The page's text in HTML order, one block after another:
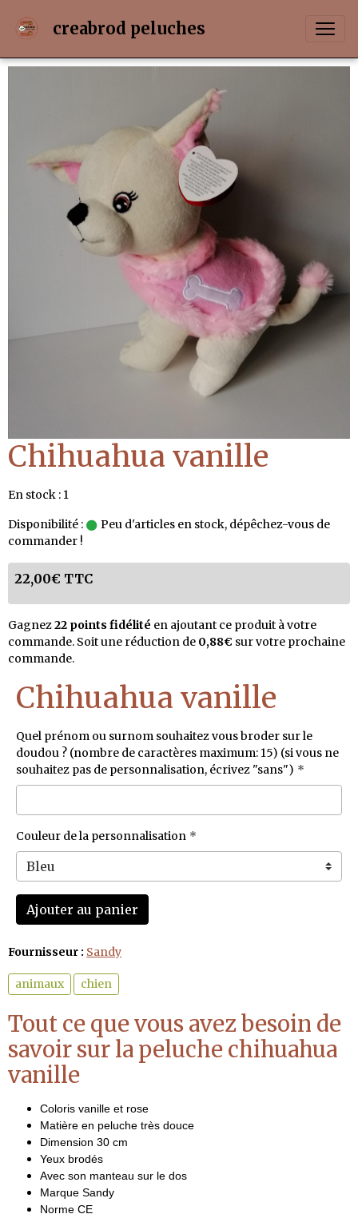
creabrod peluches
Chihuahua vanille
En stock : 1
Disponibilité :
Peu d'articles en stock, dépêchez-vous de
commander !
22,00€ TTC
Gagnez22 points fidélité en ajoutant ce produit à votre
commande. Soit une réduction de 0,88€ sur votre prochaine
commande.
Chihuahua vanille
Quel prénom ou surnom souhaitez vous broder sur le
doudou ? (nombre de caractères maximum: 15) (si vous ne
souhaitez pas de personnalisation, écrivez "sans")
Couleur de la personnalisation
Ajouter au panier
Fournisseur : Sandy
animaux chien
Tout ce que vous avez besoin de
savoir sur la peluche chihuahua
vanille
Coloris vanille et rose
Matière en peluche très douce
Dimension 30 cm
Yeux brodés
Avec son manteau sur le dos
Marque Sandy
Norme CE